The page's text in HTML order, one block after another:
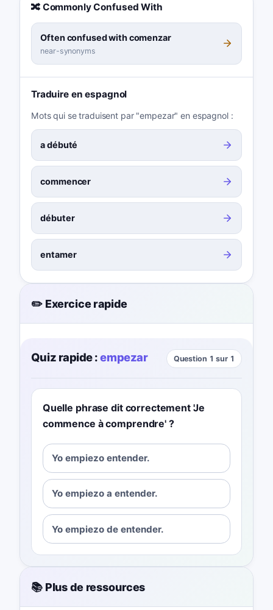
🔀 Commonly Confused With
Often confused with comenzar
near-synonyms
Traduire en espagnol
Mots qui se traduisent par "empezar" en espagnol :
a débuté
commencer
débuter
entamer
✏️ Exercice rapide
Quiz rapide : empezar Question 1 sur 1
Quelle phrase dit correctement 'Je
commence à comprendre' ?
Yo empiezo entender.
Yo empiezo a entender.
Yo empiezo de entender.
📚 Plus de ressources